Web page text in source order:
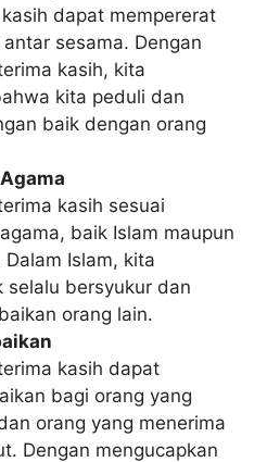
dapat mempererat
sesama. Dengan
kasih, kita
kita peduli dan
baik dengan orang
kasih sesuai
baik Islam maupun
Islam, kita
selalu bersyukur dan
orang lain.
kasih dapat
bagi orang yang
orang yang menerima
Dengan mengucapkan